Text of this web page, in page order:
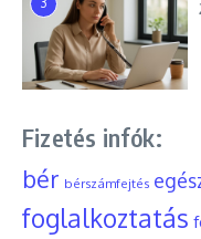
Fizetés infók:
bér bérszámfejtés
foglalkoztatás